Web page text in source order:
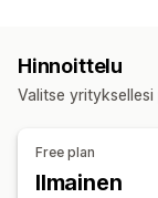
Tilausten käsittely
API:t
Ehdollinen
Tietojen
Hinnoittelu
Valitse
Free plan
Ilmainen